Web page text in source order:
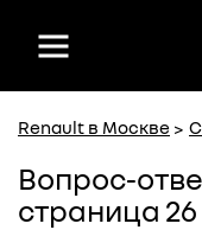
официальный дилер Renault
официальный дилер Renault
Renault в Москве
Вопрос-
страница 26